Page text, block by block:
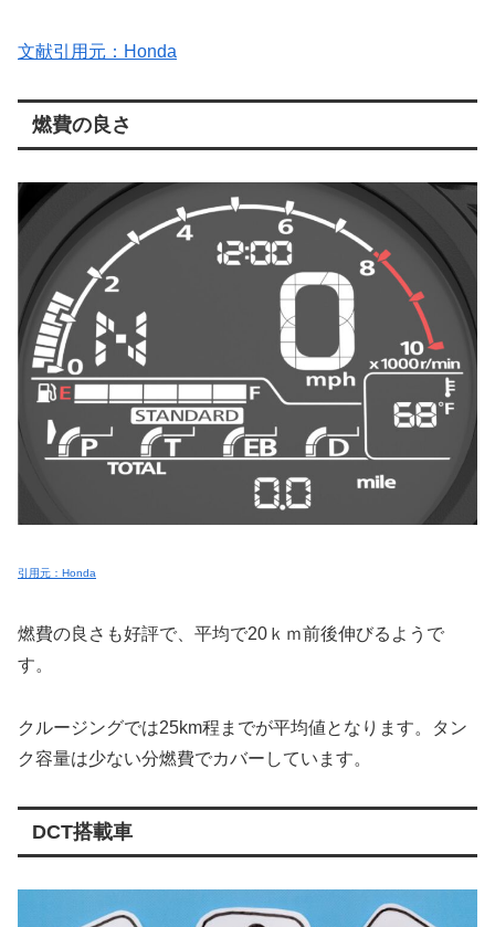
文献引用元：Honda
燃費の良さ
引用元：Honda
燃費の良さも好評で、平均で20ｋｍ前後伸びるようで
す。
クルージングでは25km程までが平均値となります。タン
ク容量は少ない分燃費でカバーしています。
DCT搭載車